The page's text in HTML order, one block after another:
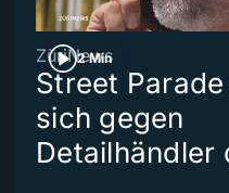
2 Min
ZüriNews
Street
sich gegen
Detailhändler